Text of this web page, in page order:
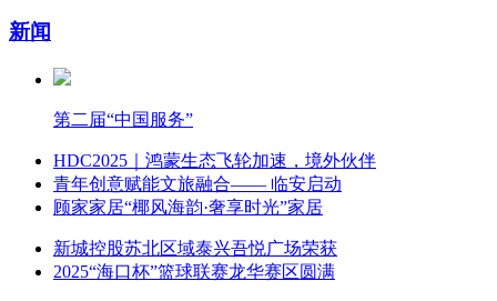
新闻
第二届“中国服务”
HDC2025｜鸿蒙生态飞轮加速，境外伙伴
青年创意赋能文旅融合—— 临安启动
顾家家居“椰风海韵·奢享时光”家居
新城控股苏北区域泰兴吾悦广场荣获
2025“海口杯”篮球联赛龙华赛区圆满